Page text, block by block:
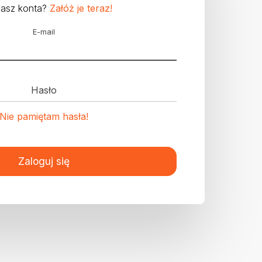
konta? Załóż je teraz!
E-mail
Hasło
Nie pamiętam hasła!
Zaloguj się